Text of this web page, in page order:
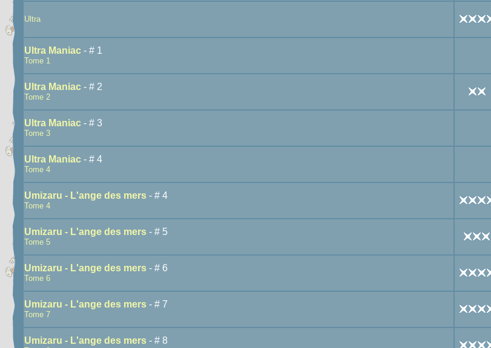
Ultra
Ultra Maniac - # 1
Tome 1
Ultra Maniac - # 2
Tome 2
Ultra Maniac - # 3
Tome 3
Ultra Maniac - # 4
Tome 4
Umizaru - L'ange des mers - # 4
Tome 4
Umizaru - L'ange des mers - # 5
Tome 5
Umizaru - L'ange des mers - # 6
Tome 6
Umizaru - L'ange des mers - # 7
Tome 7
Umizaru - L'ange des mers - # 8